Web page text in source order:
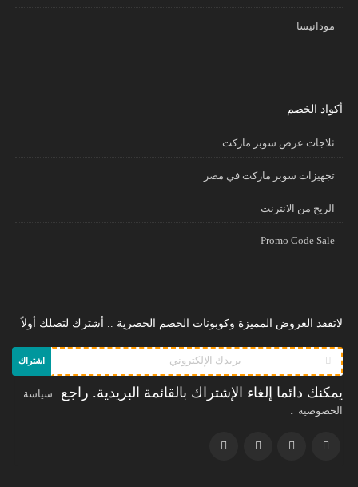
مودانيسا
أكواد الخصم
ثلاجات عرض سوبر ماركت
تجهيزات سوبر ماركت في مصر
الريح من الانترنت
Promo Code Sale
لاتفقد العروض المميزة وكوبونات الخصم الحصرية .. أشترك لتصلك أولاً
اشتراك
يمكنك دائما إلغاء الإشتراك بالقائمة البريدية. راجع
سياسة
الخصوصية .